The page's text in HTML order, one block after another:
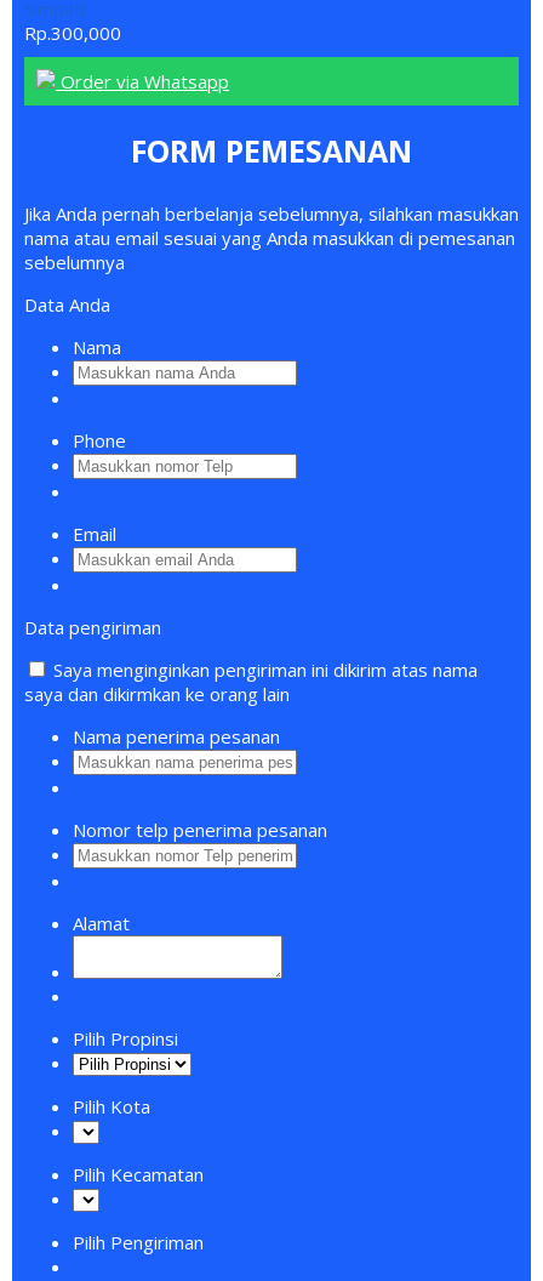
Simpati
Rp.300,000
Order via Whatsapp
FORM PEMESANAN
Jika Anda pernah berbelanja sebelumnya, silahkan masukkan
nama atau email sesuai yang Anda masukkan di pemesanan
sebelumnya
Data Anda
Nama
Phone
Email
Data pengiriman
Saya menginginkan pengiriman ini dikirim atas nama
saya dan dikirmkan ke orang lain
Nama penerima pesanan
Nomor telp penerima pesanan
Alamat
Pilih Propinsi
Pilih Kota
Pilih Kecamatan
Pilih Pengiriman